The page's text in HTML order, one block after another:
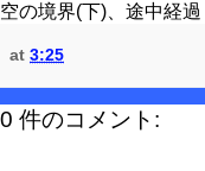
空の境界(下)、途中経
at 3:25
0 件のコメント: